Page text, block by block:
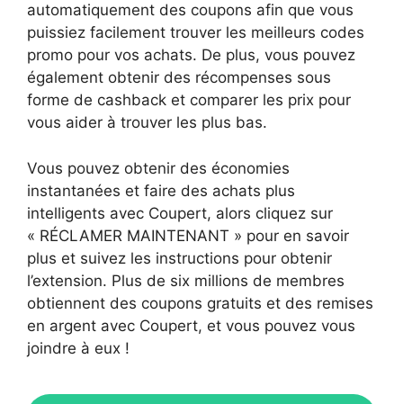
automatiquement des coupons afin que vous
puissiez facilement trouver les meilleurs codes
promo pour vos achats. De plus, vous pouvez
également obtenir des récompenses sous
forme de cashback et comparer les prix pour
vous aider à trouver les plus bas.
Vous pouvez obtenir des économies
instantanées et faire des achats plus
intelligents avec Coupert, alors cliquez sur
« RÉCLAMER MAINTENANT » pour en savoir
plus et suivez les instructions pour obtenir
l’extension. Plus de six millions de membres
obtiennent des coupons gratuits et des remises
en argent avec Coupert, et vous pouvez vous
joindre à eux !